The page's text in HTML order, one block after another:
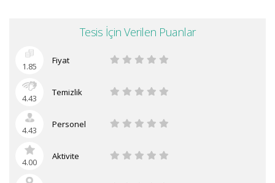
Tesis İçin Verilen Puanlar
1.85
Fiyat
4.43
Temizlik
4.43
Personel
4.00
Aktivite